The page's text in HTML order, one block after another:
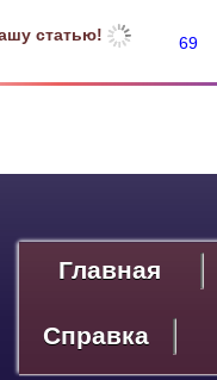
статью! 69
Главная
Справка